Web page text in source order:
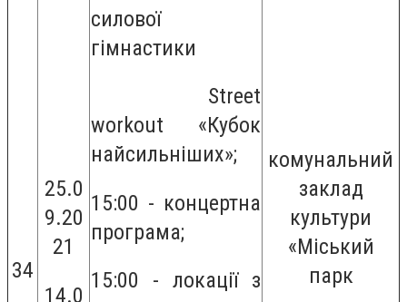
34
25.0
9.20
21
14.0
силової
гімнастики
Street
workout «Кубок
найсильніших»;
15:00 - концертна
програма;
15:00 - локації з
комунальний
заклад
культури
«Міський
парк